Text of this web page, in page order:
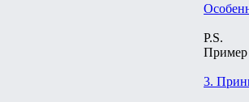
P.S.
Пример
3.